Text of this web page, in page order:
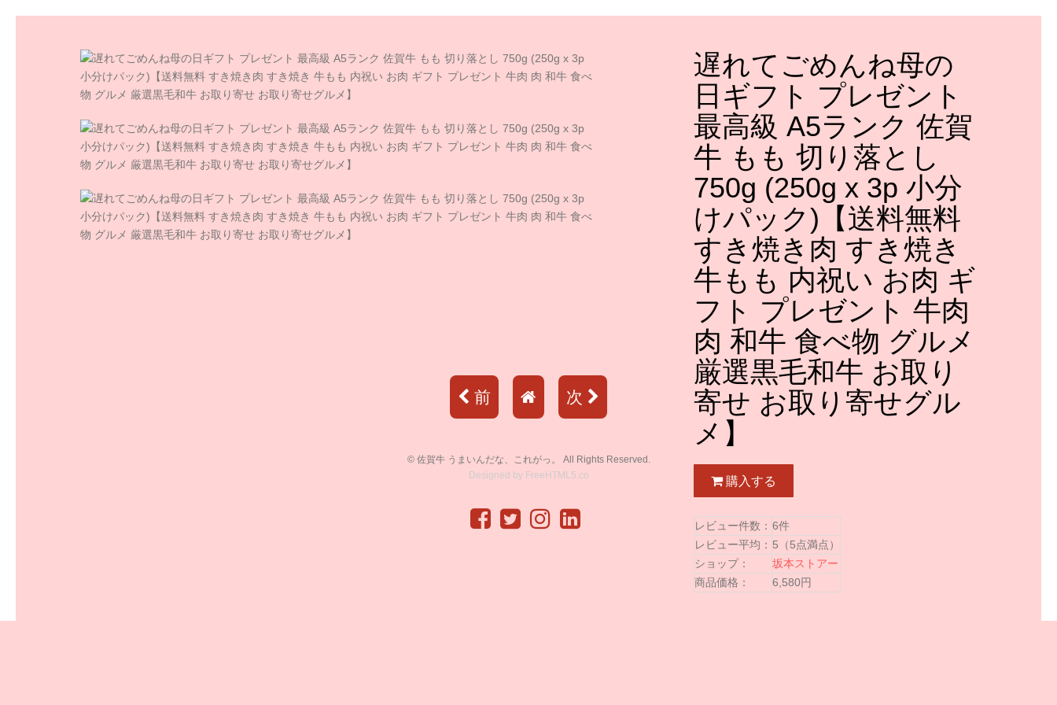
遅れてごめんね母の
日ギフト プレゼント
最高級 A5ランク 佐賀
牛 もも 切り落とし
750g (250g x 3p 小分
けパック)【送料無料
すき焼き肉 すき焼き
牛もも 内祝い お肉 ギ
フト プレゼント 牛肉
肉 和牛 食べ物 グルメ
厳選黒毛和牛 お取り
寄せ お取り寄せグル
メ】
購入する
レビュー件数： 6件
レビュー平均： 5（5点満点）
ショップ：
坂本ストアー
商品価格：
6,580円
前 次
© 佐賀牛 うまいんだな、これがっ。 All Rights Reserved.
Designed by FreeHTML5.co